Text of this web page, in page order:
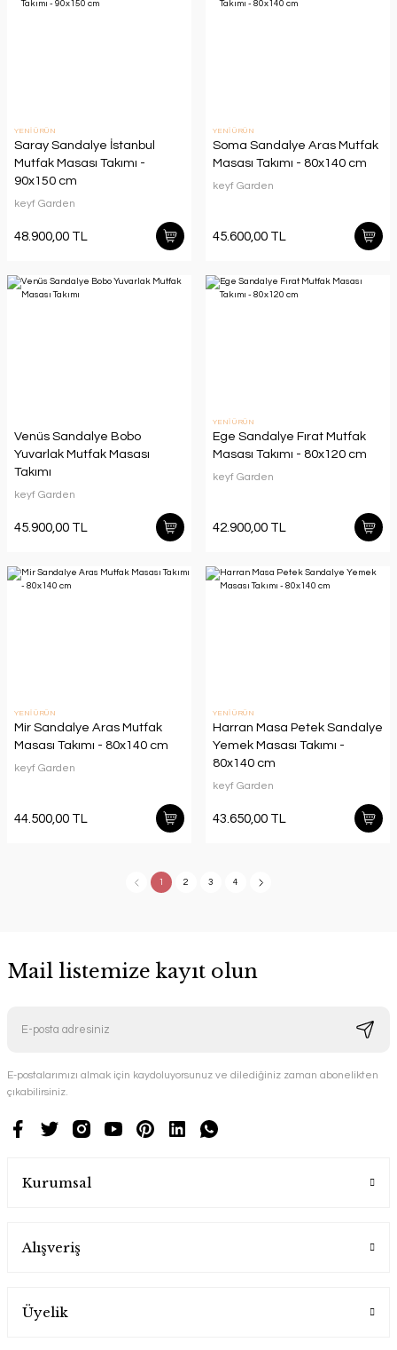
YENİ ÜRÜN
Saray Sandalye İstanbul
Mutfak Masası Takımı -
90x150 cm
keyf Garden
48.900,00 TL
YENİ ÜRÜN
Soma Sandalye Aras Mutfak
Masası Takımı - 80x140 cm
keyf Garden
45.600,00 TL
Venüs Sandalye Bobo
Yuvarlak Mutfak Masası
Takımı
keyf Garden
45.900,00 TL
YENİ ÜRÜN
Ege Sandalye Fırat Mutfak
Masası Takımı - 80x120 cm
keyf Garden
42.900,00 TL
YENİ ÜRÜN
Mir Sandalye Aras Mutfak
Masası Takımı - 80x140 cm
keyf Garden
44.500,00 TL
YENİ ÜRÜN
Harran Masa Petek Sandalye
Yemek Masası Takımı -
80x140 cm
keyf Garden
43.650,00 TL
1 2 3 4
Mail listemize kayıt olun
E-postalarımızı almak için kaydoluyorsunuz ve dilediğiniz zaman abonelikten
çıkabilirsiniz.
Kurumsal
Alışveriş
Üyelik